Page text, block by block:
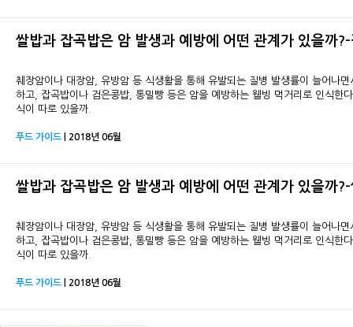
쌀밥과 잡곡밥은 암 발생과 예방에 어떤 관계가 있을까
췌장암이나 대장암, 유방암 등 식생활을 통해 유발되는 질병 발생률이 늘어나
하고, 잡곡밥이나 검은콩밥, 통밀빵 등은 암을 예방하는 웰빙 먹거리로 인식한
식이 따로 있을까.
푸드 가이드 | 2018년 06월
쌀밥과 잡곡밥은 암 발생과 예방에 어떤 관계가 있을까
췌장암이나 대장암, 유방암 등 식생활을 통해 유발되는 질병 발생률이 늘어나
하고, 잡곡밥이나 검은콩밥, 통밀빵 등은 암을 예방하는 웰빙 먹거리로 인식한
식이 따로 있을까.
푸드 가이드 | 2018년 06월